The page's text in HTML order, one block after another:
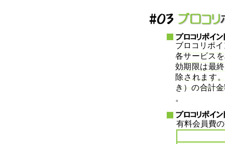
ブロコリポ
各サービス
効期限は最
除されます
き）の合計
。
有料会員費